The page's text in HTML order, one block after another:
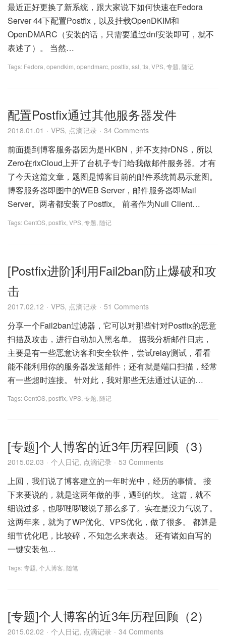
最近正好更换了新系统，跟大家说下如何快速在Fedora
Server 44下配置Postfix，以及挂载OpenDKIM和
OpenDMARC（安装的话，只需要通过dnf安装即可，就不
表述了）。 当然…
Tags: Fedora opendkim opendmarc postfix ssl tls VPS 专题 随记
配置Postfix通过其他服务器发件
2018.01.01 VPS, 点滴记录 34 Comments
前面提到博客服务器因为是HKBN，并不支持rDNS，所以
Zero在rixCloud上开了台机子专门给我做邮件服务器。才有
了今天这篇文章，题图是博客目前的邮件系统简易示意图。
博客服务器即图中的WEB Server，邮件服务器即Mail
Server。两者都安装了Postfix。 前者作为Null Client…
Tags:CentOS postfix VPS 专题 随记
[Postfix进阶]利用Fail2ban防止爆破和攻
击
2017.02.12 VPS, 点滴记录 51 Comments
分享一个Fail2ban过滤器，它可以对那些针对Postfix的恶意
扫描及攻击，进行自动加入黑名单。 据我分析邮件日志，
主要是有一些恶意访客和安全软件，尝试relay测试，看看
能不能利用你的服务器发送邮件；还有就是端口扫描，经常
有一些超时连接。 针对此，我对那些无法通过认证的…
Tags:CentOS postfix VPS 专题 随记
[专题]个人博客的近3年历程回顾（3）
2015.02.03 个人日记, 点滴记录 53 Comments
上回，我们说了博客建立的一年时光中，经历的事情。 接
下来要说的，就是这两年做的事，遇到的坎。 这篇，就不
细说过多，也啰哩啰唆说了那么多了。实在是没力气说了。
这两年来，就为了WP优化、VPS优化，做了很多。 都算是
细节优化吧，比较碎，不知怎么来表达。 还有诸如自写的
一键安装包…
Tags:专题 个人博客 随笔
[专题]个人博客的近3年历程回顾（2）
2015.02.02 个人日记, 点滴记录 34 Comments